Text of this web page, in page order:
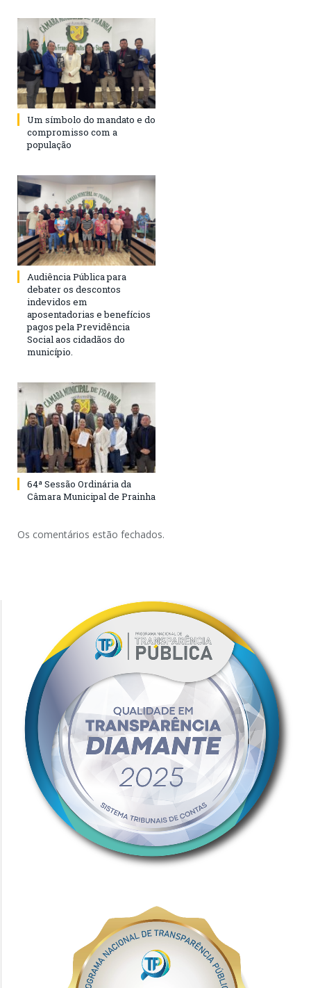
Um símbolo do mandato e do
compromisso com a
população
Audiência Pública para
debater os descontos
indevidos em
aposentadorias e benefícios
pagos pela Previdência
Social aos cidadãos do
município.
64ª Sessão Ordinária da
Câmara Municipal de Prainha
Os comentários estão fechados.